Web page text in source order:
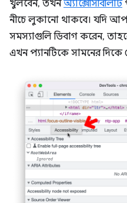
খুলবেন, তখনঅ্যাক্সেসিবিলিটি
নীচে লুকানো থাকবে। যদি
সমস্যাগুলি ডিবাগ করেন,
এখন প্যানটিকে সামনের দিকে